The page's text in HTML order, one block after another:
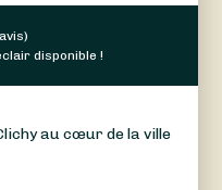
)
disponible !
au cœur de la ville